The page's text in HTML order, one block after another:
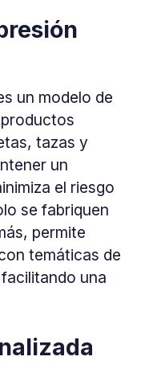
un modelo de
tazas y
un
el riesgo
se fabriquen
permite
temáticas de
una